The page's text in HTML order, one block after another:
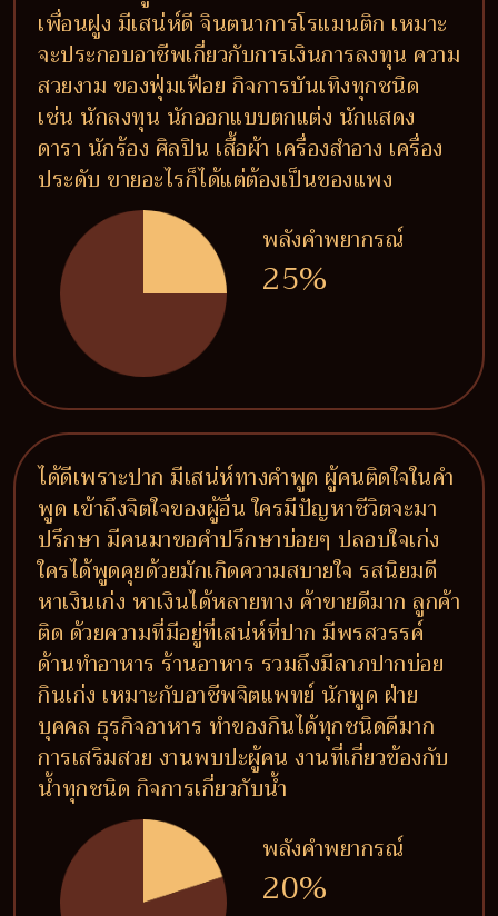
เพื่อนฝูง มีเสน่ห์ดี จินตนาการโรแมนติก เหมาะ
จะประกอบอาชีพเกี่ยวกับการเงินการลงทุน ความ
สวยงาม ของฟุ่มเฟือย กิจการบันเทิงทุกชนิด
เช่น นักลงทุน นักออกแบบตกแต่ง นักแสดง
ดารา นักร้อง ศิลปิน เสื้อผ้า เครื่องสำอาง เครื่อง
ประดับ ขายอะไรก็ได้แต่ต้องเป็นของแพง
พลังคำพยากรณ์
25%
ได้ดีเพราะปาก มีเสน่ห์ทางคำพูด ผู้คนติดใจในคำ
พูด เข้าถึงจิตใจของผู้อื่น ใครมีปัญหาชีวิตจะมา
ปรึกษา มีคนมาขอคำปรึกษาบ่อยๆ ปลอบใจเก่ง
ใครได้พูดคุยด้วยมักเกิดความสบายใจ รสนิยมดี
หาเงินเก่ง หาเงินได้หลายทาง ค้าขายดีมาก ลูกค้า
ติด ด้วยความที่มีอยู่ที่เสน่ห์ที่ปาก มีพรสวรรค์
ด้านทำอาหาร ร้านอาหาร รวมถึงมีลาภปากบ่อย
กินเก่ง เหมาะกับอาชีพจิตแพทย์ นักพูด ฝ่าย
บุคคล ธุรกิจอาหาร ทำของกินได้ทุกชนิดดีมาก
การเสริมสวย งานพบปะผู้คน งานที่เกี่ยวข้องกับ
น้ำทุกชนิด กิจการเกี่ยวกับน้ำ
พลังคำพยากรณ์
20%